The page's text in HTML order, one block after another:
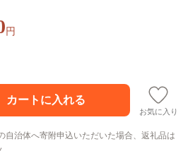
兵庫
円
お気に入り
自治体へ寄附申込いただいた場合、返礼品は